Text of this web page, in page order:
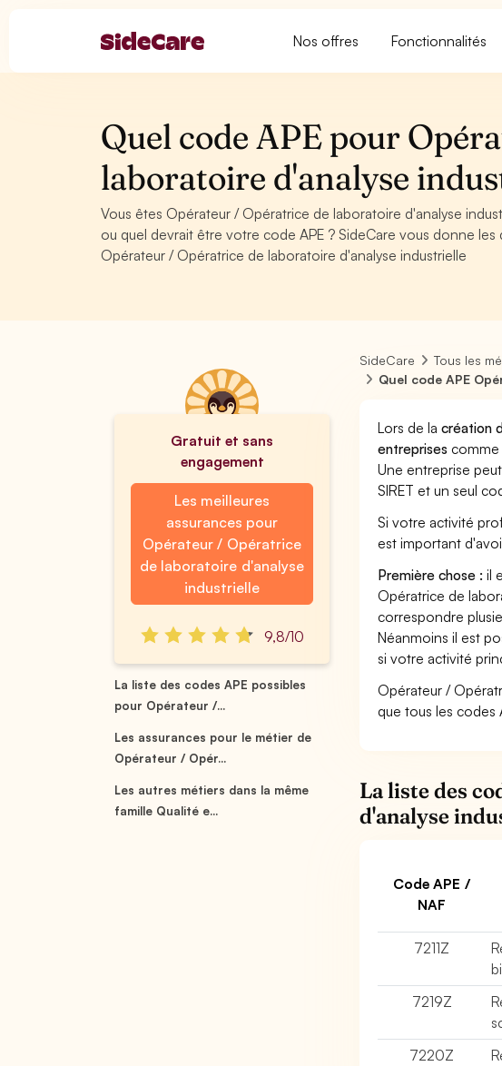
Nos offres Fonctionnalités
Quel code APE pour
laboratoire d'analyse
Vous êtes Opérateur / Opératrice de laboratoire d'analyse
ou quel devrait être votre code APE ? SideCare vous donne
Opérateur / Opératrice de laboratoire d'analyse industrielle
Gratuit et sans
engagement
Les meilleures
assurances pour
Opérateur / Opératrice
de laboratoire d'analyse
industrielle
9,8/10
La liste des codes APE possibles
pour Opérateur /...
Les assurances pour le métier de
Opérateur / Opér...
Les autres métiers dans la même
famille Qualité e...
SideCare Tous les
Quel code APE
Lors de lacréation
entreprises comme
Une entreprise
SIRET et un seul
Si votre activité
est important
Première chose : il
Opératrice de
correspondre
Néanmoins il est
si votre activité
Opérateur /
que tous les codes
La liste des
d'analyse
Code APE /
NAF
7211Z
7219Z
7220Z